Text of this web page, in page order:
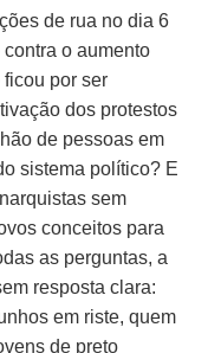
de rua no dia 6
o aumento
por ser
dos protestos
de pessoas em
sistema político? E
sem
conceitos para
as perguntas, a
resposta clara:
em riste, quem
de preto